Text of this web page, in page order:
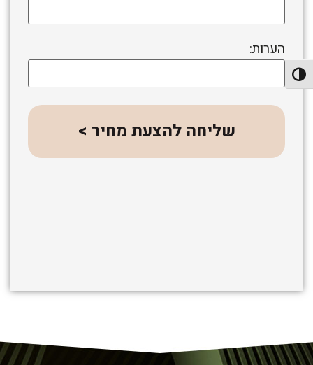
הפעל/כבה ניגודיות גבוהה
הערות: